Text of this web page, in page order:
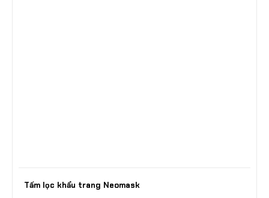
Tấm lọc khẩu trang Neomask